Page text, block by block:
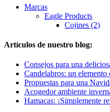
Marcas
Eagle Products
Cojines (2)
Artículos de nuestro blog:
Consejos para una
Candelabros: un
Propuestas para una
Acogedor ambiente
Hamacas: ¡Simplemente